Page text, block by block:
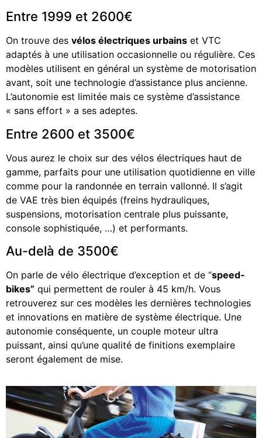
Entre 1999 et 2600€
On trouve des vélos électriques urbains et VTC
adaptés à une utilisation occasionnelle ou régulière. Ces
modèles utilisent en général un système de motorisation
avant, soit une technologie d’assistance plus ancienne.
L’autonomie est limitée mais ce système d’assistance
« sans effort » a ses adeptes.
Entre 2600 et 3500€
Vous aurez le choix sur des vélos électriques haut de
gamme, parfaits pour une utilisation quotidienne en ville
comme pour la randonnée en terrain vallonné. Il s’agit
de VAE très bien équipés (freins hydrauliques,
suspensions, motorisation centrale plus puissante,
console sophistiquée, …) et performants.
Au-delà de 3500€
On parle de vélo électrique d’exception et de “speed-
bikes” qui permettent de rouler à 45 km/h. Vous
retrouverez sur ces modèles les dernières technologies
et innovations en matière de système électrique. Une
autonomie conséquente, un couple moteur ultra
puissant, ainsi qu’une qualité de finitions exemplaire
seront également de mise.